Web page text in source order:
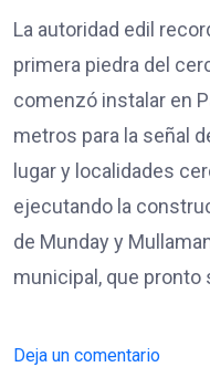
La autoridad edil
primera piedra del
comenzó instalar en
metros para la señal
lugar y localidades
ejecutando la
de Munday y
municipal, que pronto
Deja un comentario